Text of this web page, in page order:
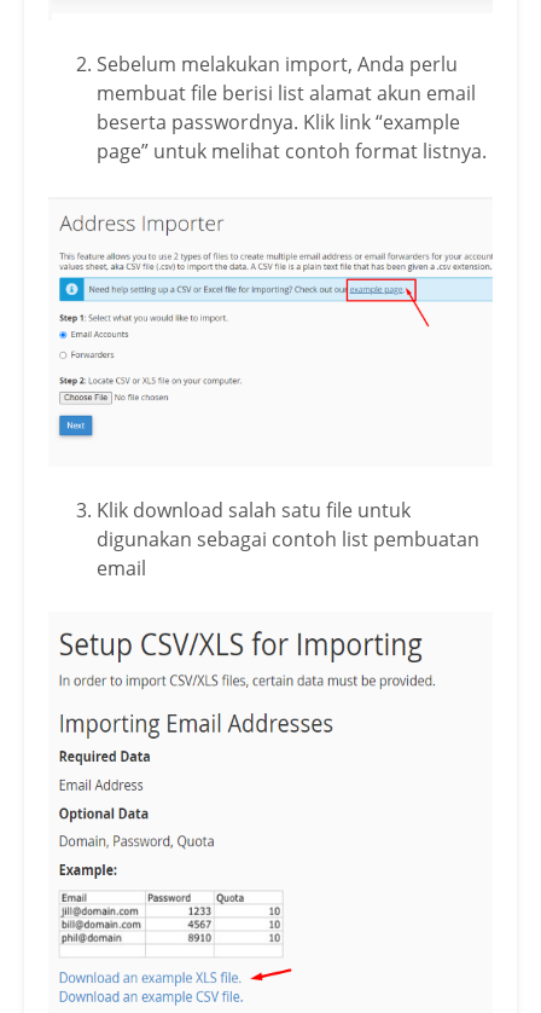
Sebelum melakukan import, Anda perlu
membuat file berisi list alamat akun email
beserta passwordnya. Klik link “example
page” untuk melihat contoh format listnya.
Klik download salah satu file untuk
digunakan sebagai contoh list pembuatan
email